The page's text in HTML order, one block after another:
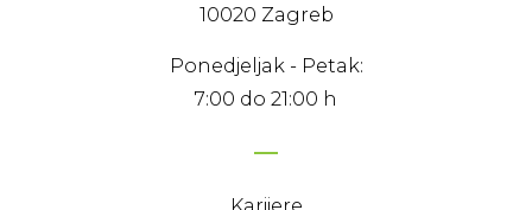
10020 Zagreb
Ponedjeljak - Petak:
7:00 do 21:00 h
Karijere